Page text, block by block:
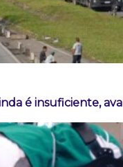
é insuficiente,